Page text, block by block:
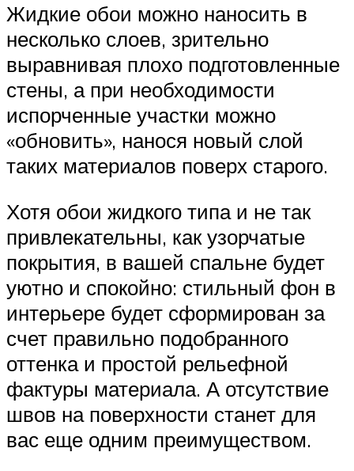
Жидкие обои можно наносить в
несколько слоев, зрительно
выравнивая плохо подготовленные
стены, а при необходимости
испорченные участки можно
«обновить», нанося новый слой
таких материалов поверх старого.
Хотя обои жидкого типа и не так
привлекательны, как узорчатые
покрытия, в вашей спальне будет
уютно и спокойно: стильный фон в
интерьере будет сформирован за
счет правильно подобранного
оттенка и простой рельефной
фактуры материала. А отсутствие
швов на поверхности станет для
вас еще одним преимуществом.